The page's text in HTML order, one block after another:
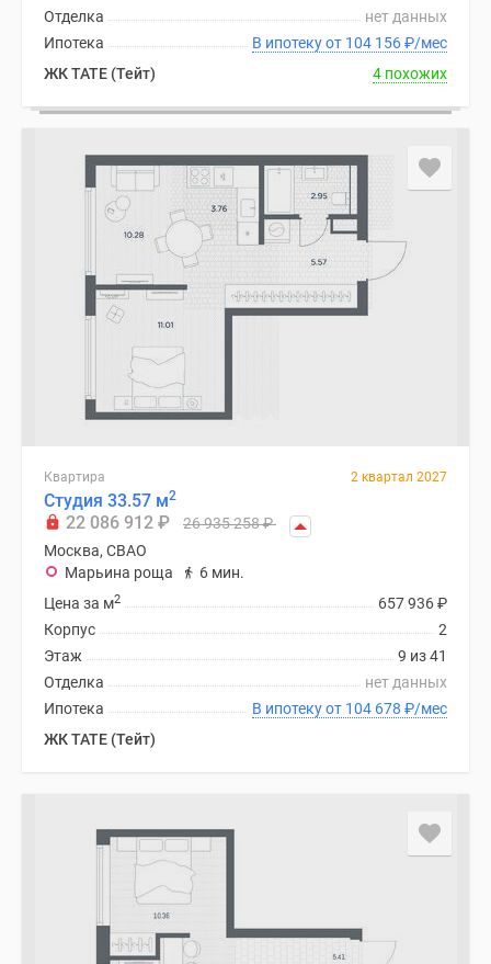
коттеджи
Коттеджные
поселки
Строящиеся
коттеджные
лесу
Коттеджные
поселки
водоема
Коттеджные
поселки
ипотеку
Бизнес-
центры
Коттеджи
нет данных
Отделка
В ипотеку от 104 156₽/мес
Ипотека
ЖК TATE (Тейт)
4 похожих
Квартира 2 квартал 2027
Студия 33.57 м2
22 086 912 ₽ 26 935 258₽
Москва, СВАО
Марьина роща
6 мин.
657 936₽
Цена за м2
2
Корпус
9 из 41
Этаж
нет данных
Отделка
В ипотеку от 104 678 ₽/мес
Ипотека
ЖК TATE (Тейт)